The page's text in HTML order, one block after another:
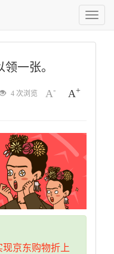
切
换
菜
一张。
A- A+
4 次浏览
京东购物折上